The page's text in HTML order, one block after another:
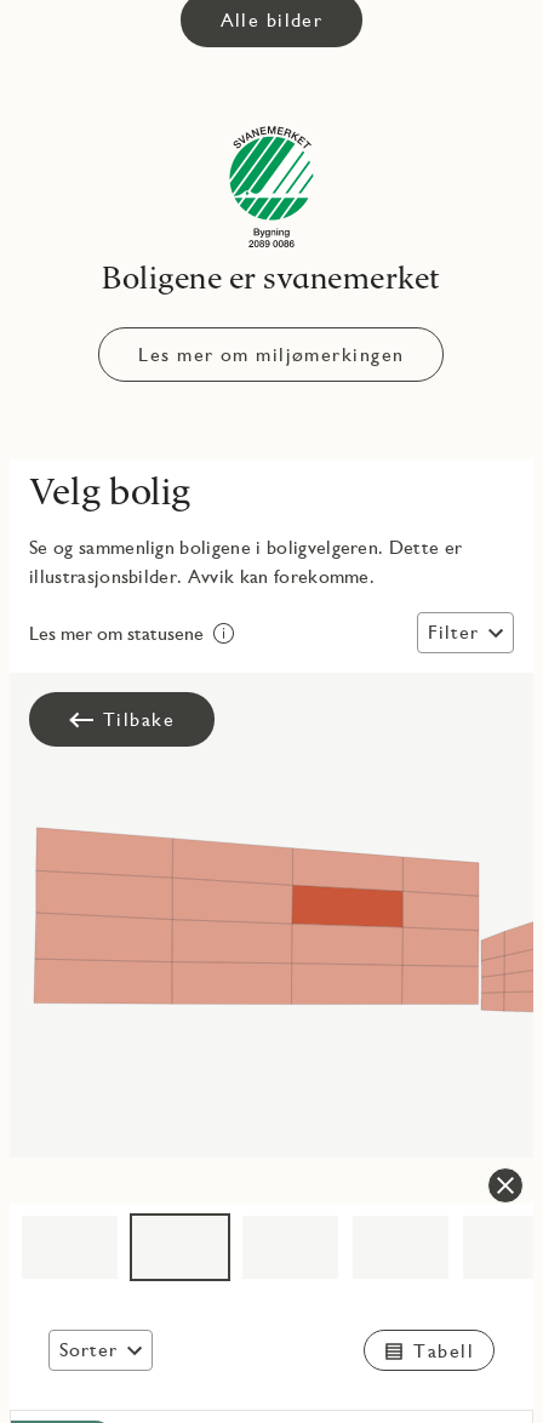
Alle bilder
Boligene er svanemerket
Les mer om miljømerkingen
Velg bolig
Se og sammenlign boligene i boligvelgeren. Dette er
illustrasjonsbilder. Avvik kan forekomme.
Les mer om statusene Filter
Tilbake
Sorter Tabell